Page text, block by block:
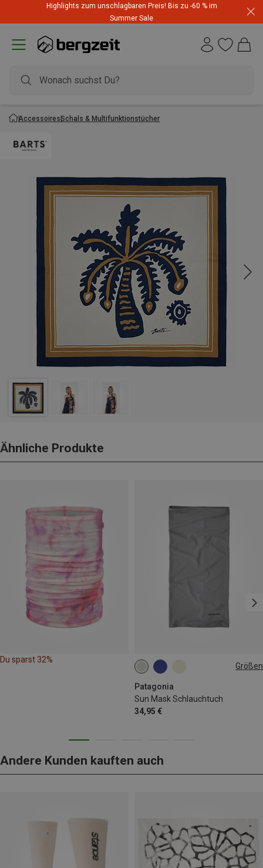
Highlights zum unschlagbaren Preis! Bis zu -60 % im
Summer Sale
AccessoiresSchals & Multifunktionstücher
Ähnliche Produkte
Du sparst 32%
Größen
Patagonia
Sun Mask Schlauchtuch
34,95 €
ONE SIZE
Andere Kunden kauften auch